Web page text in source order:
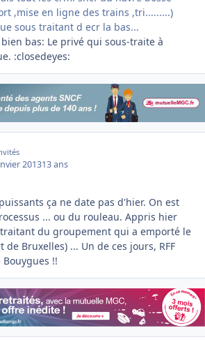
,mise en ligne des trains ,tri.........)
sous traitant d ecr la bas...
bas: Le privé qui sous-traite à
:closedeyes:
201313 ans
ça ne date pas d'hier. On est
... ou du rouleau. Appris hier
du groupement qui a emporté le
de Bruxelles) ... Un de ces jours, RFF
!!